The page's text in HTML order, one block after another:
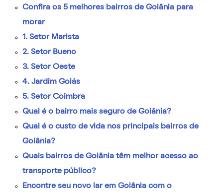
Confira os 5 melhores bairros de Goiânia para
morar
1. Setor Marista
2. Setor Bueno
3. Setor Oeste
4. Jardim Goiás
5. Setor Coimbra
Qual é o bairro mais seguro de Goiânia?
Qual é o custo de vida nos principais bairros de
Goiânia?
Quais bairros de Goiânia têm melhor acesso ao
transporte público?
Encontre seu novo lar em Goiânia com o